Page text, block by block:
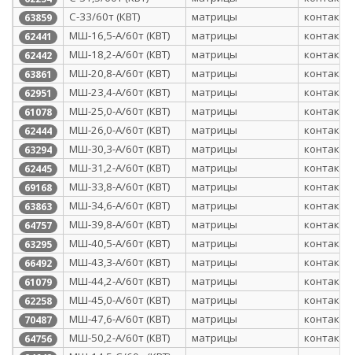
63859 С-33/60т (КВТ) матрицы
62441 МШ-16,5-А/60т (КВТ) матрицы
62442 МШ-18,2-А/60т (КВТ) матрицы
63861 МШ-20,8-А/60т (КВТ) матрицы
62951 МШ-23,4-А/60т (КВТ) матрицы
61078 МШ-25,0-А/60т (КВТ) матрицы
62444 МШ-26,0-А/60т (КВТ) матрицы
63294 МШ-30,3-А/60т (КВТ) матрицы
62445 МШ-31,2-А/60т (КВТ) матрицы
69168 МШ-33,8-А/60т (КВТ) матрицы
63863 МШ-34,6-А/60т (КВТ) матрицы
64757 МШ-39,8-А/60т (КВТ) матрицы
63295 МШ-40,5-А/60т (КВТ) матрицы
66492 МШ-43,3-А/60т (КВТ) матрицы
61079 МШ-44,2-А/60т (КВТ) матрицы
62258 МШ-45,0-А/60т (КВТ) матрицы
70487 МШ-47,6-А/60т (КВТ) матрицы
64756 МШ-50,2-А/60т (КВТ) матрицы